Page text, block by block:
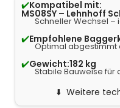
✔️Kompatibel mit:
MS08SY – Lehnhoff
Schneller Wechsel –
✔️Empfohlene
Optimal abgestimmt
✔️Gewicht:182 kg
Stabile Bauweise für
Weitere